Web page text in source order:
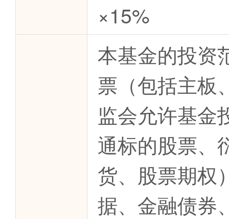
×15%
本基金的投资
票（包括主板
监会允许基金
通标的股票、
货、股票期权
据、金融债券